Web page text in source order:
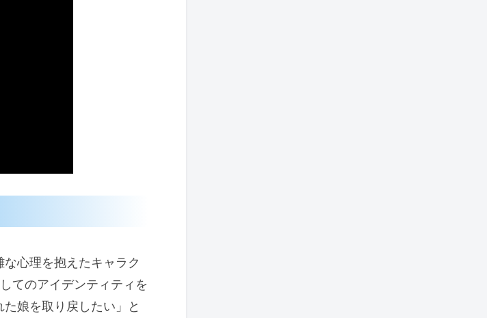
心理を抱えたキャラク
てのアイデンティティを
娘を取り戻したい」と